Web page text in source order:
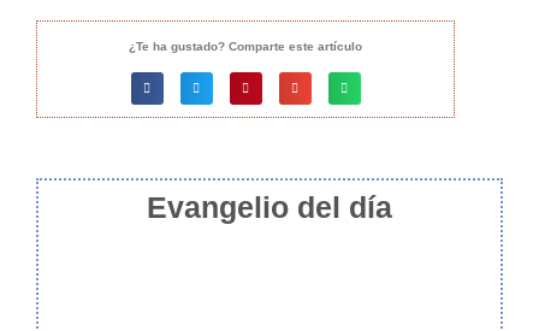
¿Te ha gustado? Comparte este artículo
Evangelio del día